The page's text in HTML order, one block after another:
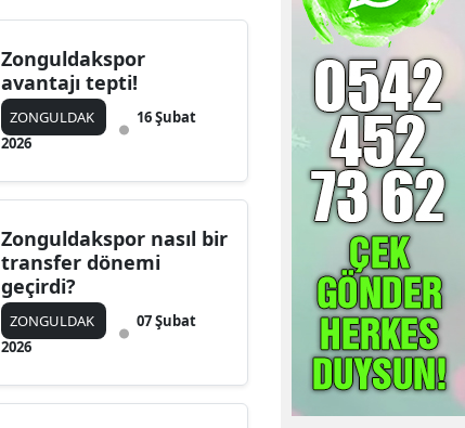
Zonguldakspor
avantajı tepti!
ZONGULDAK
16 Şubat
2026
Zonguldakspor nasıl bir
transfer dönemi
geçirdi?
ZONGULDAK
07 Şubat
2026